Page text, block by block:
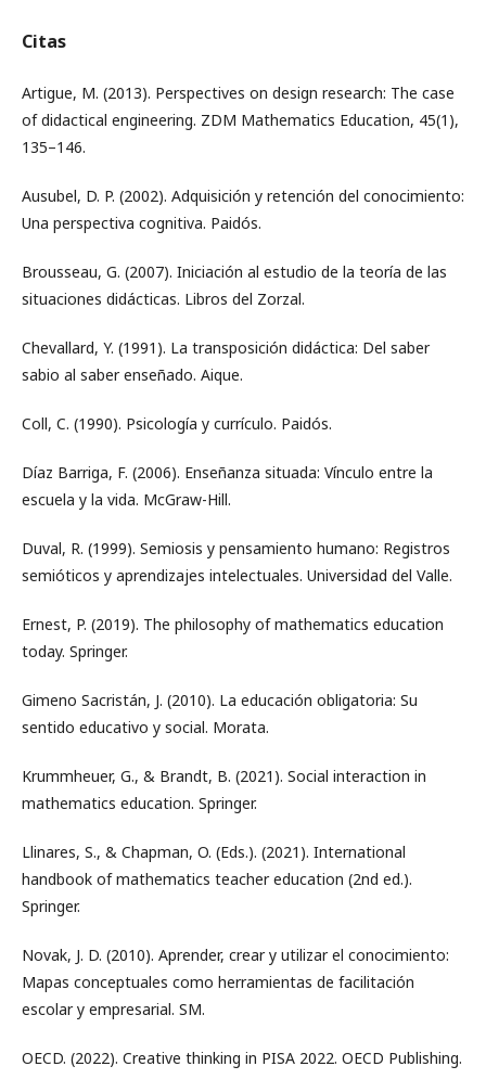
Citas
Artigue, M. (2013). Perspectives on design research: The case
of didactical engineering. ZDM Mathematics Education, 45(1),
135–146.
Ausubel, D. P. (2002). Adquisición y retención del conocimiento:
Una perspectiva cognitiva. Paidós.
Brousseau, G. (2007). Iniciación al estudio de la teoría de las
situaciones didácticas. Libros del Zorzal.
Chevallard, Y. (1991). La transposición didáctica: Del saber
sabio al saber enseñado. Aique.
Coll, C. (1990). Psicología y currículo. Paidós.
Díaz Barriga, F. (2006). Enseñanza situada: Vínculo entre la
escuela y la vida. McGraw-Hill.
Duval, R. (1999). Semiosis y pensamiento humano: Registros
semióticos y aprendizajes intelectuales. Universidad del Valle.
Ernest, P. (2019). The philosophy of mathematics education
today. Springer.
Gimeno Sacristán, J. (2010). La educación obligatoria: Su
sentido educativo y social. Morata.
Krummheuer, G., & Brandt, B. (2021). Social interaction in
mathematics education. Springer.
Llinares, S., & Chapman, O. (Eds.). (2021). International
handbook of mathematics teacher education (2nd ed.).
Springer.
Novak, J. D. (2010). Aprender, crear y utilizar el conocimiento:
Mapas conceptuales como herramientas de facilitación
escolar y empresarial. SM.
OECD. (2022). Creative thinking in PISA 2022. OECD Publishing.